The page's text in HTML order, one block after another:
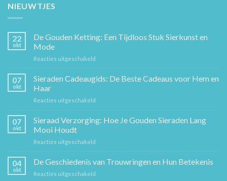
NIEUWTJES
22
okt
De Gouden Ketting: Een Tijdloos Stuk Sierkunst en
Mode
Reacties uitgeschakeld
Gouden
Sierkunst
07
okt
Sieraden Cadeaugids: De Beste Cadeaus voor Hem en
Haar
Reacties uitgeschakeld
Cadeaugids:
De
Hem
07
okt
Sieraad Verzorging: Hoe Je Gouden Sieraden Lang
Mooi Houdt
Reacties uitgeschakeld
Verzorging:
04
okt
De Geschiedenis van Trouwringen en Hun Betekenis
Reacties uitgeschakeld